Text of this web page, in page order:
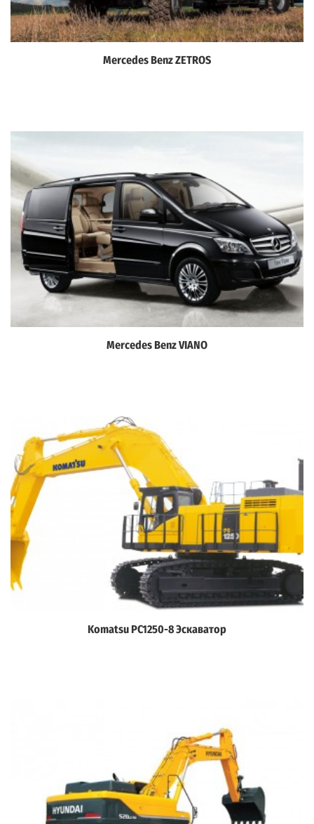
Дэлгэрэнгүй
Mercedes Benz ZETROS
Дэлгэрэнгүй
Mercedes Benz VIANO
Дэлгэрэнгүй
Komatsu PC1250-8 Эскаватор